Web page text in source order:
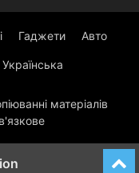
Гаджети Авто
Українська
матеріалів